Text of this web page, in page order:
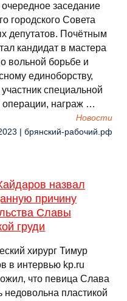
заседание
городского Совета
депутатов. Почётным
кандидат в мастера
вольной борьбе и
единоборству,
специальной
операции, награж …
Новости
| брянский-рабочий.рф
назвал
причину
Славы
груди
хирург Тимур
в интервью kp.ru
что певица Слава
недовольна пластикой